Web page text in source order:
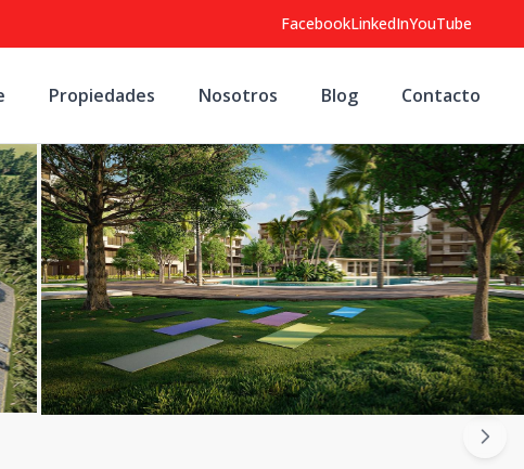
FacebookLinkedInYouTube
Propiedades Nosotros Blog Contacto